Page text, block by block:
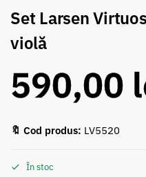
Set Larsen
violă
590,00
🔖 Cod produs: LV5520
În stoc